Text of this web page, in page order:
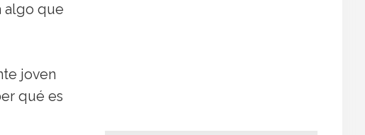
algo que
joven
qué es